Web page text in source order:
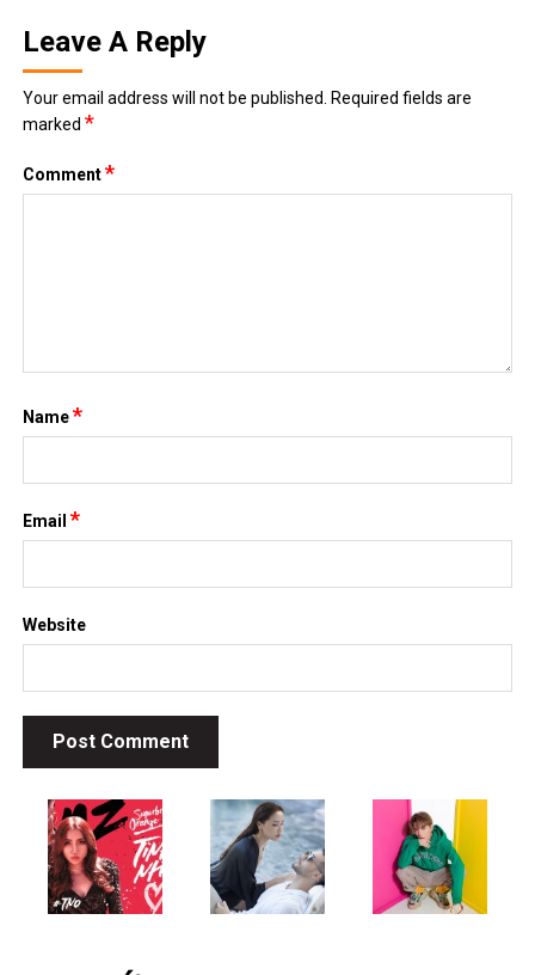
Leave A Reply
Your email address will not be published. Required fields are
marked*
Comment*
Name*
Email*
Website